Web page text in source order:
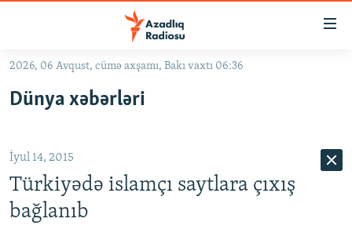
Əsas
qayıt
qayıt
Axtarışa
keç
#İZAHLA
#ƏSLINDƏ
FƏRQƏ BAX
QANUNI DOĞRU
2026, 06 Avqust, cümə axşamı, Bakı vaxtı 06:36
Dünya xəbərləri
İyul 14, 2015
Türkiyədə islamçı saytlara çıxış
bağlanıb